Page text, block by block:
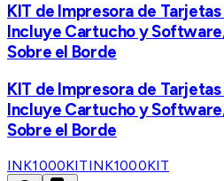
KIT de Impresora de
Incluye Cartucho y
Sobre el Borde
KIT de Impresora de
Incluye Cartucho y
Sobre el Borde
INK1000KITINK1000KIT